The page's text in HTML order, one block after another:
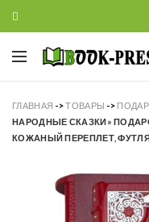
ГЛАВНАЯ ->ТОВАРЫ ->
НАРОДНЫЕ СКАЗКИ»
КОЖАНЫЙ ПЕРЕПЛЕТ,